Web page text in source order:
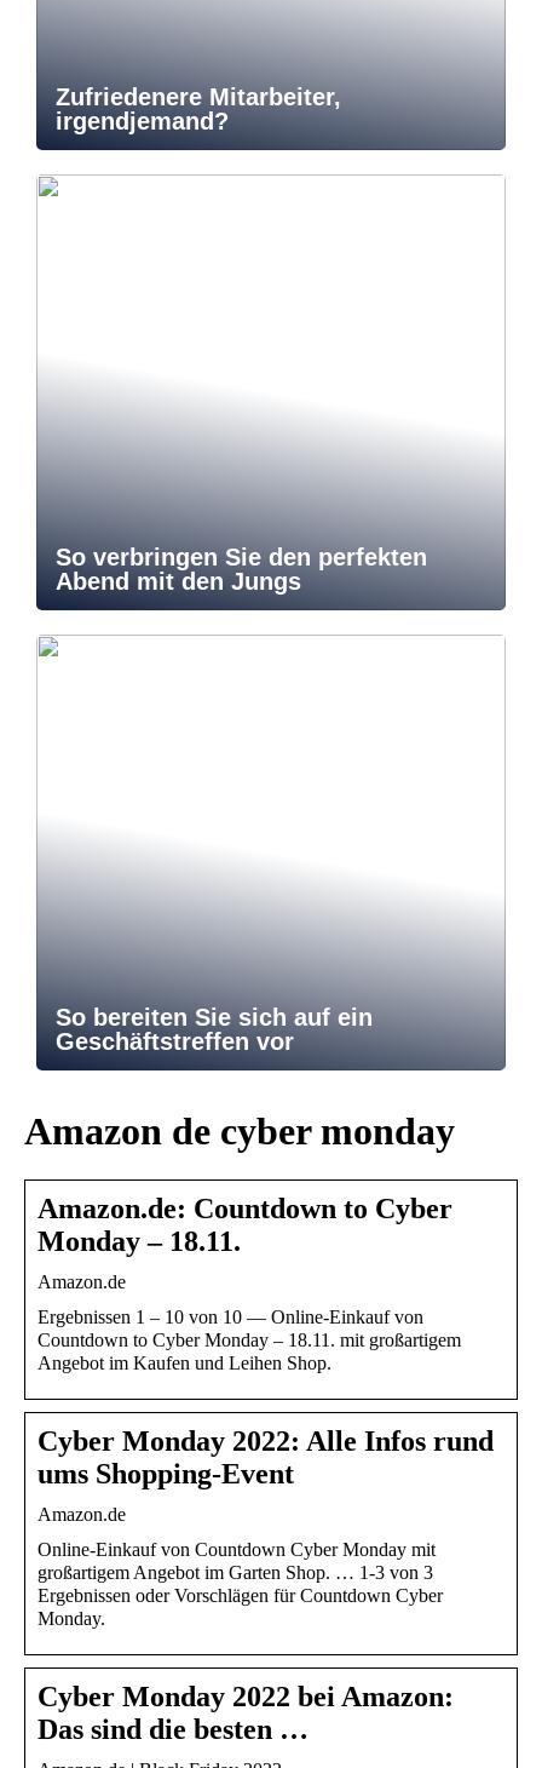
Zufriedenere Mitarbeiter,
irgendjemand?
So verbringen Sie den perfekten
Abend mit den Jungs
So bereiten Sie sich auf ein
Geschäftstreffen vor
Amazon de cyber monday
Amazon.de: Countdown to Cyber
Monday – 18.11.
Amazon.de
Ergebnissen 1 – 10 von 10 — Online-Einkauf von
Countdown to Cyber Monday – 18.11. mit großartigem
Angebot im Kaufen und Leihen Shop.
Cyber Monday 2022: Alle Infos rund
ums Shopping-Event
Amazon.de
Online-Einkauf von Countdown Cyber Monday mit
großartigem Angebot im Garten Shop. … 1-3 von 3
Ergebnissen oder Vorschlägen für Countdown Cyber
Monday.
Cyber Monday 2022 bei Amazon:
Das sind die besten …